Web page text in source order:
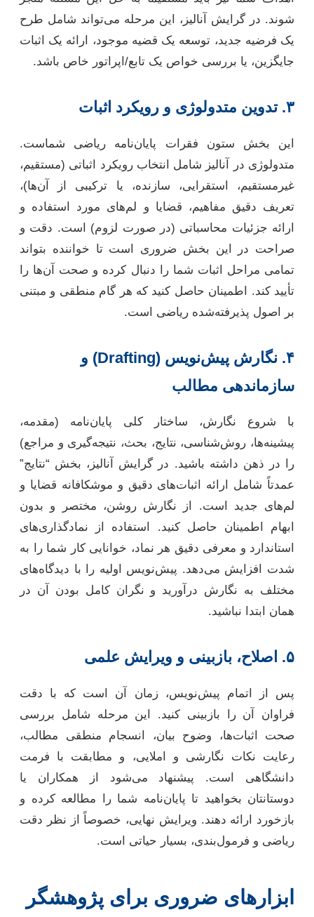
شوند. در گرایش آنالیز، این مرحله می‌تواند شامل طرح
یک فرضیه جدید، توسعه یک قضیه موجود، ارائه یک اثبات
جایگزین، یا بررسی خواص یک تابع/اپراتور خاص باشد.
۳. تدوین متدولوژی و رویکرد اثبات
این بخش ستون فقرات پایان‌نامه ریاضی شماست.
متدولوژی در آنالیز شامل انتخاب رویکرد اثباتی (مستقیم،
غیرمستقیم، استقرایی، سازنده، یا ترکیبی از آن‌ها)،
تعریف دقیق مفاهیم، قضایا و لم‌های مورد استفاده و
ارائه جزئیات محاسباتی (در صورت لزوم) است. دقت و
صراحت در این بخش ضروری است تا خواننده بتواند
تمامی مراحل اثبات شما را دنبال کرده و صحت آن‌ها را
تأیید کند. اطمینان حاصل کنید که هر گام منطقی و مبتنی
بر اصول پذیرفته‌شده ریاضی است.
۴. نگارش پیش‌نویس (Drafting) و
سازماندهی مطالب
با شروع نگارش، ساختار کلی پایان‌نامه (مقدمه،
پیشینه‌ها، روش‌شناسی، نتایج، بحث، نتیجه‌گیری و مراجع)
را در ذهن داشته باشید. در گرایش آنالیز، بخش “نتایج”
عمدتاً شامل ارائه اثبات‌های دقیق و موشکافانه قضایا و
لم‌های جدید است. از نگارش روشن، مختصر و بدون
ابهام اطمینان حاصل کنید. استفاده از نمادگذاری‌های
استاندارد و معرفی دقیق هر نماد، خوانایی کار شما را به
شدت افزایش می‌دهد. پیش‌نویس اولیه را با دیدگاه‌های
مختلف به نگارش درآورید و نگران کامل بودن آن در
همان ابتدا نباشید.
۵. اصلاح، بازبینی و ویرایش علمی
پس از اتمام پیش‌نویس، زمان آن است که با دقت
فراوان آن را بازبینی کنید. این مرحله شامل بررسی
صحت اثبات‌ها، وضوح بیان، انسجام منطقی مطالب،
رعایت نکات نگارشی و املایی، و مطابقت با فرمت
دانشگاهی است. پیشنهاد می‌شود از همکاران یا
دوستانتان بخواهید تا پایان‌نامه شما را مطالعه کرده و
بازخورد ارائه دهند. ویرایش نهایی، خصوصاً از نظر دقت
ریاضی و فرمول‌بندی، بسیار حیاتی است.
ابزارهای ضروری برای پژوهشگر